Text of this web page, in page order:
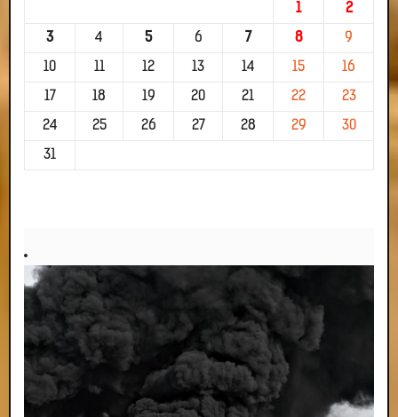
1 2
3 4 5 6 7 8 9
10 11 12 13 14 15 16
17 18 19 20 21 22 23
24 25 26 27 28 29 30
31